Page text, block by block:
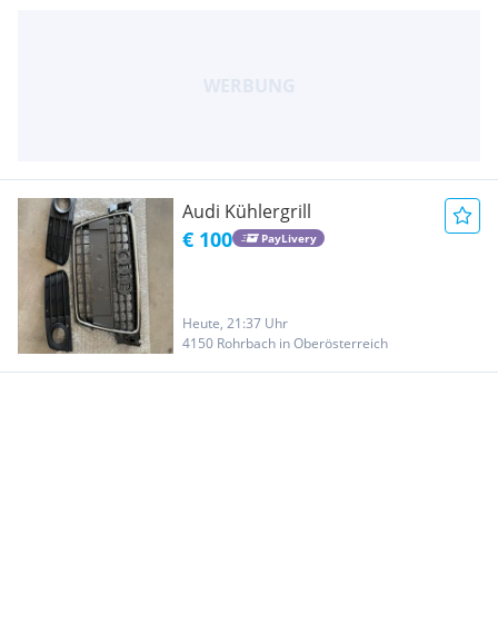
Audi Kühlergrill
€ 100 PayLivery
Heute, 21:37 Uhr
4150 Rohrbach in Oberösterreich